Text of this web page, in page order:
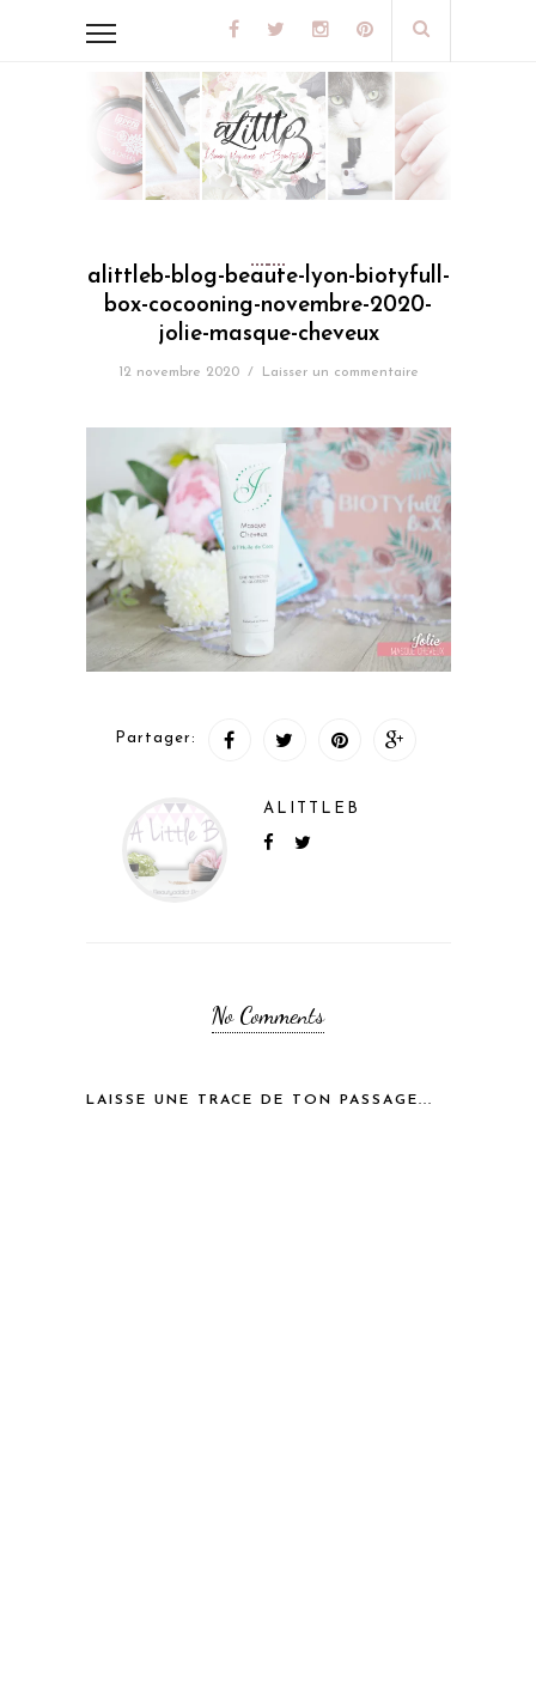
alittleb-blog-beaute-lyon-biotyfull-
box-cocooning-novembre-2020-
jolie-masque-cheveux
12 novembre 2020 / Laisser un commentaire
Partager:
ALITTLEB
No Comments
LAISSE UNE TRACE DE TON PASSAGE...